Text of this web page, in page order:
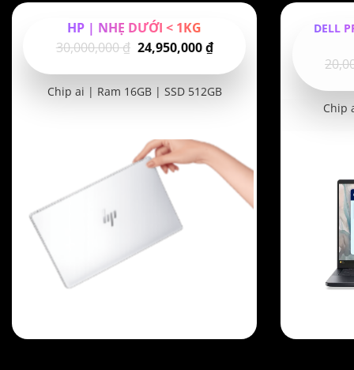
HP | NHẸ DƯỚI < 1KG
30,000,000₫ Giá
là:
24,950,000₫Giá
hiện
tại
Chip ai | Ram 16GB | SSD 512GB
DELL
Chip